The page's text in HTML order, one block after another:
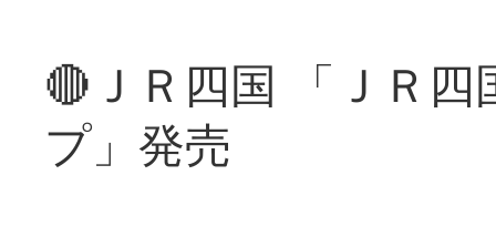
🔴ＪＲ四国 「ＪＲ
プ」発売